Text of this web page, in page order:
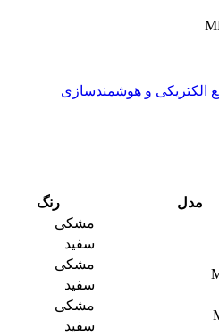
الکتریکی و هوشمندسازی
مدل
رنگ
مشکی
سفید
مشکی
سفید
مشکی
سفید